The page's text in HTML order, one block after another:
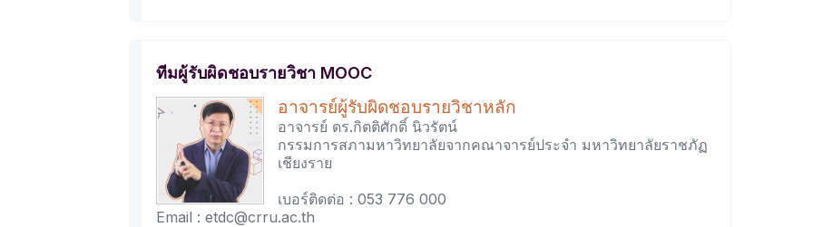
ทีมผู้รับผิดชอบรายวิชา MOOC
อาจารย์ผู้รับผิดชอบรายวิชาหลัก
อาจารย์ ดร.กิตติศักดิ์ นิวรัตน์
กรรมการสภามหาวิทยาลัยจากคณาจารย์ประจำ มหาวิทยาลัยราชภัฏ
เชียงราย
เบอร์ติดต่อ : 053 776 000
Email : etdc@crru.ac.th